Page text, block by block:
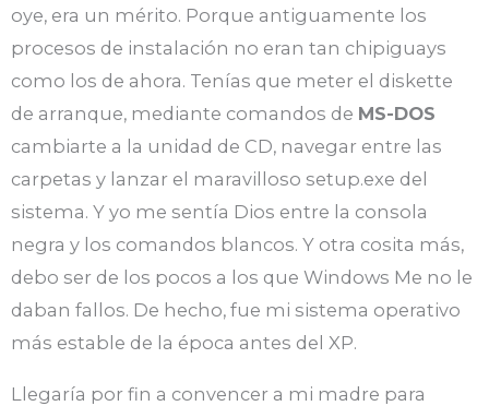
oye, era un mérito. Porque antiguamente los
procesos de instalación no eran tan chipiguays
como los de ahora. Tenías que meter el diskette
de arranque, mediante comandos de MS-DOS
cambiarte a la unidad de CD, navegar entre las
carpetas y lanzar el maravilloso setup.exe del
sistema. Y yo me sentía Dios entre la consola
negra y los comandos blancos. Y otra cosita más,
debo ser de los pocos a los que Windows Me no le
daban fallos. De hecho, fue mi sistema operativo
más estable de la época antes del XP.
Llegaría por fin a convencer a mi madre para